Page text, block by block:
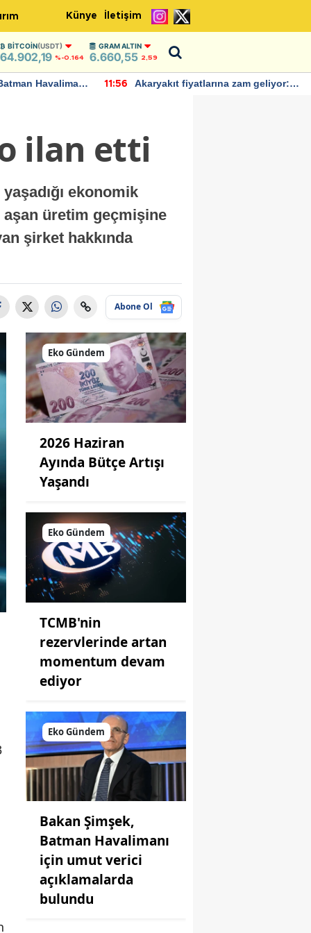
Künye İletişim
BITCOIN(USDT)
64.902,19 %-0.164
GRAM ALTIN
6.660,55 2,59
Havalimanı
11:56
Akaryakıt fiyatlarına zam geliyor:
ilan etti
ekonomik
aşan üretim geçmişine
şirket hakkında
Abone Ol
Eko Gündem
2026 Haziran
Ayında Bütçe Artışı
Yaşandı
Eko Gündem
TCMB'nin
rezervlerinde artan
momentum devam
ediyor
Eko Gündem
Bakan Şimşek,
Batman Havalimanı
için umut verici
açıklamalarda
bulundu